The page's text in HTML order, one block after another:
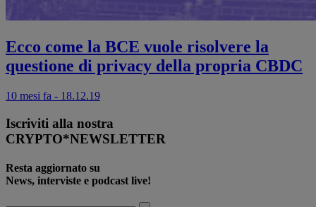
Ecco come la BCE vuole risolvere la
questione di privacy della propria CBDC
10 mesi fa - 18.12.19
Iscriviti alla nostra
CRYPTO*NEWSLETTER
Resta aggiornato su
News, interviste e podcast live!